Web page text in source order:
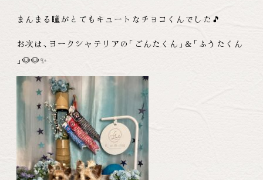
まんまる瞳がとてもキュートなチョコくんでした🎵
お次は 、ヨークシャテリアの「 ごんたくん 」＆「 ふうたくん
」🐶🐶✨